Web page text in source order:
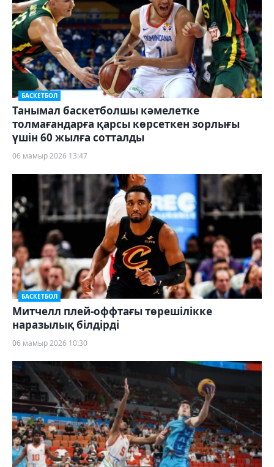
БАСКЕТБОЛ
Танымал баскетболшы кәмелетке
толмағандарға қарсы көрсеткен зорлығы
үшін 60 жылға сотталды
06 мамыр 2026 13:47
БАСКЕТБОЛ
Митчелл плей-оффтағы төрешілікке
наразылық білдірді
06 мамыр 2026 10:30